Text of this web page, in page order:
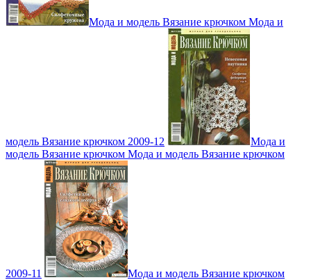
Мода и модель Вязание крючком Мода и
модель Вязание крючком 2009-12
Мода и
модель Вязание крючком Мода и модель Вязание крючком
2009-11 Мода и модель Вязание крючком